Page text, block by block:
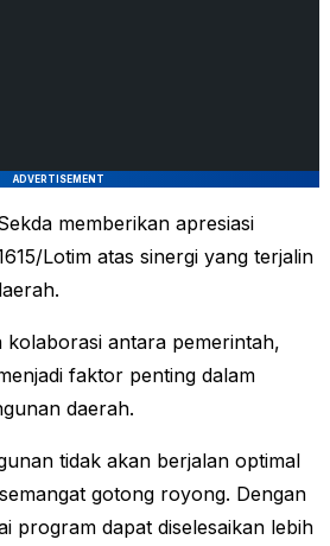
ADVERTISEMENT
memberikan apresiasi
Lotim atas sinergi yang terjalin
kolaborasi antara pemerintah,
faktor penting dalam
daerah.
tidak akan berjalan optimal
gotong royong. Dengan
program dapat diselesaikan lebih